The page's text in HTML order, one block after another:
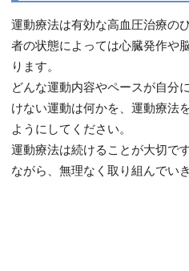
運動療法は有効な高血圧治療の
者の状態によっては心臓発作や
ります。
どんな運動内容やペースが自分
けない運動は何かを、運動療法
ようにしてください。
運動療法は続けることが大切で
ながら、無理なく取り組んでい